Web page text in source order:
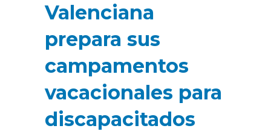
Valenciana
prepara sus
campamentos
vacacionales para
discapacitados